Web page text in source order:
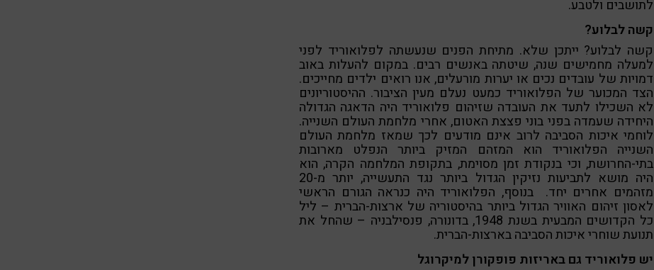
לתושבים ולטבע.
קשה לבלוע?
קשה לבלוע? ייתכן שלא. מתיחת הפנים שנעשתה לפלואוריד לפני
למעלה מחמישים שנה, שיטתה באנשים רבים. במקום להעלות באוב
דמויות של עובדים נכים או יערות מורעלים, אנו רואים ילדים מחייכים.
הצד המכוער של הפלואוריד כמעט נעלם מעין הציבור. ההיסטוריונים
לא השכילו לתעד את העובדה שזיהום פלואוריד היה הדאגה הגדולה
היחידה שעמדה בפני בוני פצצת האטום, אחרי מלחמת העולם השנייה.
לוחמי איכות הסביבה לרוב אינם מודעים לכך שמאז מלחמת העולם
השנייה הפלואוריד הוא המזהם המזיק ביותר הנפלט מארובות
בתי-החרושת, וכי בנקודת זמן מסוימת, בתקופת המלחמה הקרה, הוא
היה מושא לתביעות נזיקין הגדול ביותר נגד התעשייה, יותר מ-20
מזהמים אחרים יחד. בנוסף, הפלואוריד היה כנראה הגורם הראשי
לאסון זיהום האוויר הגדול ביותר בהיסטוריה של ארצות-הברית – ליל
כל הקדושים המבעית בשנת 1948, בדונורה, פנסילבניה – שהחל את
תנועת שוחרי איכות הסביבה בארצות-הברית.
יש פלואוריד גם באריזות פופקורן למיקרוגל